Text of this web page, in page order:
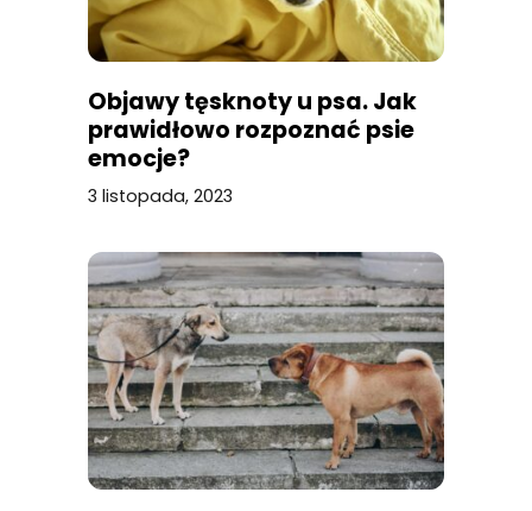
Objawy tęsknoty u psa. Jak
prawidłowo rozpoznać psie
emocje?
3 listopada, 2023